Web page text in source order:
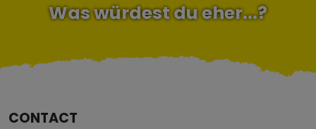
Was würdest du eher...?
CONTACT